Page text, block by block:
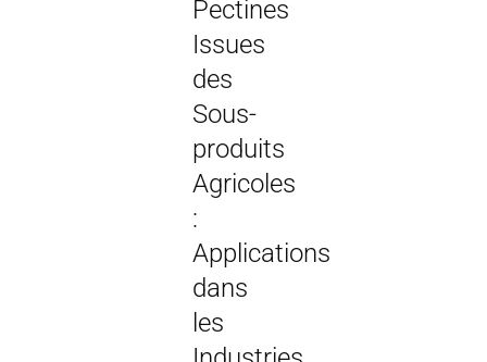
Pectines
Issues
des
Sous-
produits
Agricoles
:
Applications
dans
les